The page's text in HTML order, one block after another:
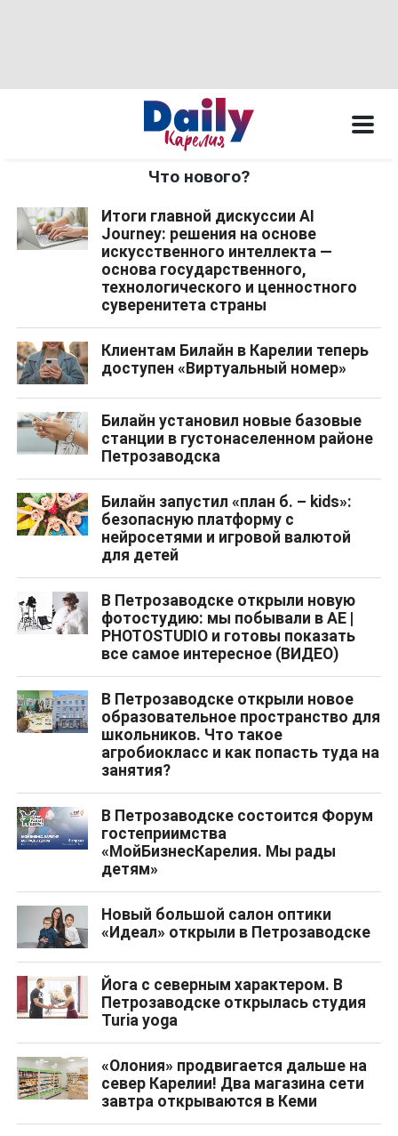
Что нового?
Итоги главной дискуссии AI
Journey: решения на основе
искусственного интеллекта —
основа государственного,
технологического и ценностного
суверенитета страны
Клиентам Билайн в Карелии теперь
доступен «Виртуальный номер»
Билайн установил новые базовые
станции в густонаселенном районе
Петрозаводска
Билайн запустил «план б. – kids»:
безопасную платформу с
нейросетями и игровой валютой
для детей
В Петрозаводске открыли новую
фотостудию: мы побывали в AE |
PHOTOSTUDIO и готовы показать
все самое интересное (ВИДЕО)
В Петрозаводске открыли новое
образовательное пространство для
школьников. Что такое
агробиокласс и как попасть туда на
занятия?
В Петрозаводске состоится Форум
гостеприимства
«МойБизнесКарелия. Мы рады
детям»
Новый большой салон оптики
«Идеал» открыли в Петрозаводске
Йога с северным характером. В
Петрозаводске открылась студия
Turia yoga
«Олония» продвигается дальше на
север Карелии! Два магазина сети
завтра открываются в Кеми